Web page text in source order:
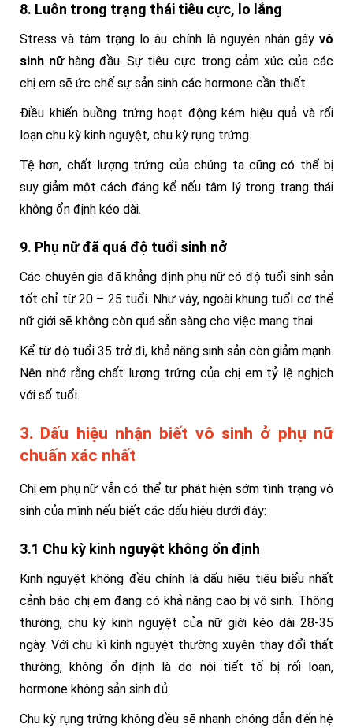
8. Luôn trong trạng thái tiêu cực, lo lắng
Stress và tâm trạng lo âu chính là nguyên nhân gây vô
sinh nữhàng đầu. Sự tiêu cực trong cảm xúc của các
chị em sẽ ức chế sự sản sinh các hormone cần thiết.
Điều khiến buồng trứng hoạt động kém hiệu quả và rối
loạn chu kỳ kinh nguyệt, chu kỳ rụng trứng.
Tệ hơn, chất lượng trứng của chúng ta cũng có thể bị
suy giảm một cách đáng kể nếu tâm lý trong trạng thái
không ổn định kéo dài.
9. Phụ nữ đã quá độ tuổi sinh nở
Các chuyên gia đã khẳng định phụ nữ có độ tuổi sinh sản
tốt chỉ từ 20 – 25 tuổi. Như vậy, ngoài khung tuổi cơ thể
nữ giới sẽ không còn quá sẵn sàng cho việc mang thai.
Kể từ độ tuổi 35 trở đi, khả năng sinh sản còn giảm mạnh.
Nên nhớ rằng chất lượng trứng của chị em tỷ lệ nghịch
với số tuổi.
3. Dấu hiệu nhận biết vô sinh ở phụ nữ
chuẩn xác nhất
Chị em phụ nữ vẫn có thể tự phát hiện sớm tình trạng vô
sinh của mình nếu biết các dấu hiệu dưới đây:
3.1 Chu kỳ kinh nguyệt không ổn định
Kinh nguyệt không đều chính là dấu hiệu tiêu biểu nhất
cảnh báo chị em đang có khả năng cao bị vô sinh. Thông
thường, chu kỳ kinh nguyệt của nữ giới kéo dài 28-35
ngày. Với chu kì kinh nguyệt thường xuyên thay đổi thất
thường, không ổn định là do nội tiết tố bị rối loạn,
hormone không sản sinh đủ.
Chu kỳ rụng trứng không đều sẽ nhanh chóng dẫn đến hệ